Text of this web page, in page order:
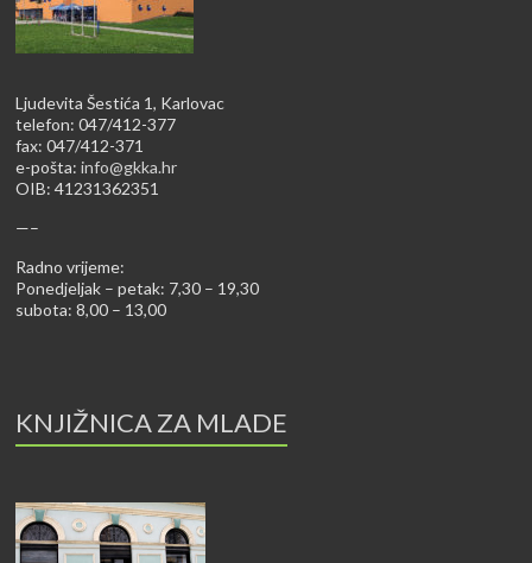
Ljudevita Šestića 1, Karlovac
telefon: 047/412-377
fax: 047/412-371
e-pošta:info@gkka.hr
OIB: 41231362351
—–
Radno vrijeme:
Ponedjeljak – petak: 7,30 – 19,30
subota: 8,00 – 13,00
KNJIŽNICA ZA MLADE